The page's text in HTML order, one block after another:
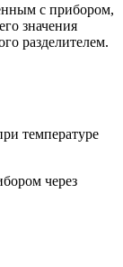
с прибором,
значения
разделителем.
температуре
через